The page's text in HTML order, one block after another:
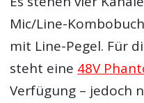
Mic/Line-
mit Line-Pegel. Für
steht eine 48V
Verfügung – jedoch